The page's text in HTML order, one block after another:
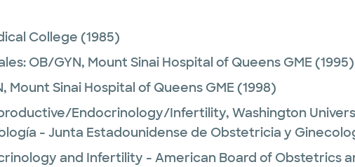
College (1985)
OB/GYN, Mount Sinai Hospital of Queens GME (1995)
Mount Sinai Hospital of Queens GME (1998)
Endocrinology/Infertility, Washington
- Junta Estadounidense de Obstetricia y
and Infertility - American Board of Obstetrics